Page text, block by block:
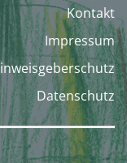
Kontakt
Impressum
Datenschutz